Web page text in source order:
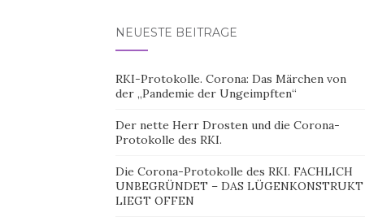
NEUESTE BEITRÄGE
RKI-Protokolle. Corona: Das Märchen von
der „Pandemie der Ungeimpften“
Der nette Herr Drosten und die Corona-
Protokolle des RKI.
Die Corona-Protokolle des RKI. FACHLICH
UNBEGRÜNDET – DAS LÜGENKONSTRUKT
LIEGT OFFEN